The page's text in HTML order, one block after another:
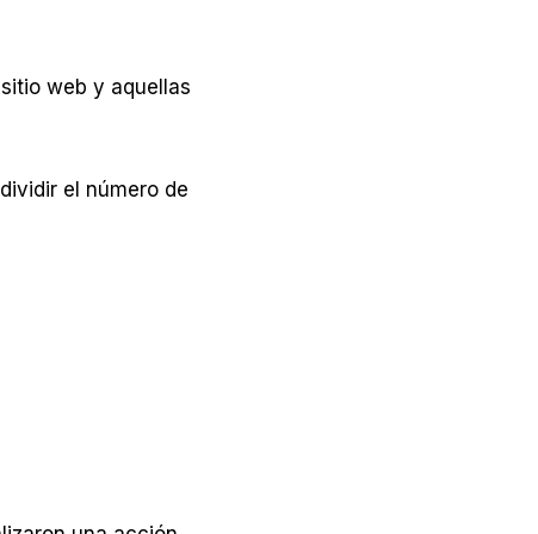
web y aquellas
el número de